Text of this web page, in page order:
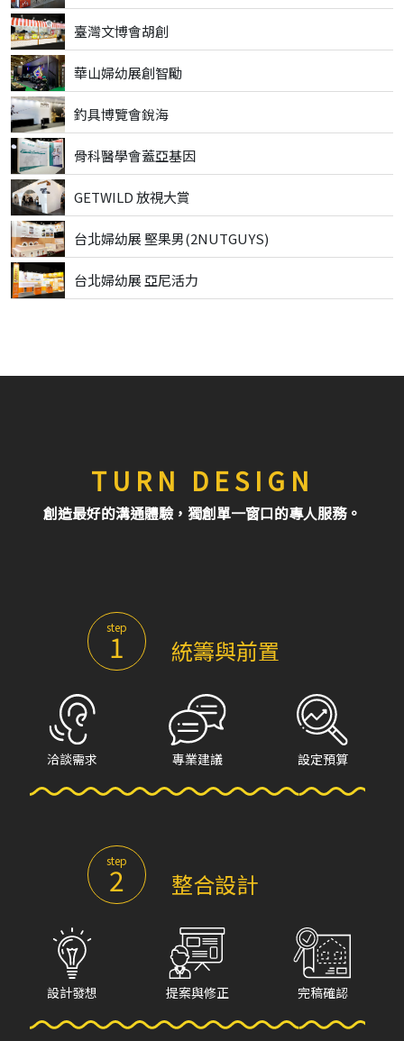
臺灣文博會胡創
華山婦幼展創智勵
釣具博覽會銳海
骨科醫學會蓋亞基因
GETWILD 放視大賞
台北婦幼展 堅果男(2NUTGUYS)
台北婦幼展 亞尼活力
TURN DESIGN
創造最好的溝通體驗，獨創單一窗口的專人服務。
step
1 統籌與前置
洽談需求 專業建議 設定預算
step
2 整合設計
設計發想 提案與修正 完稿確認